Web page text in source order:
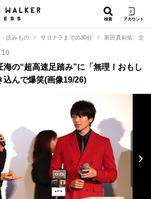
検索 アカウント
読みもの サヨナラまでの30分 新田真剣佑、北
海の“超高速足踏み”に「無理！おもし
込んで爆笑(画像19/26)